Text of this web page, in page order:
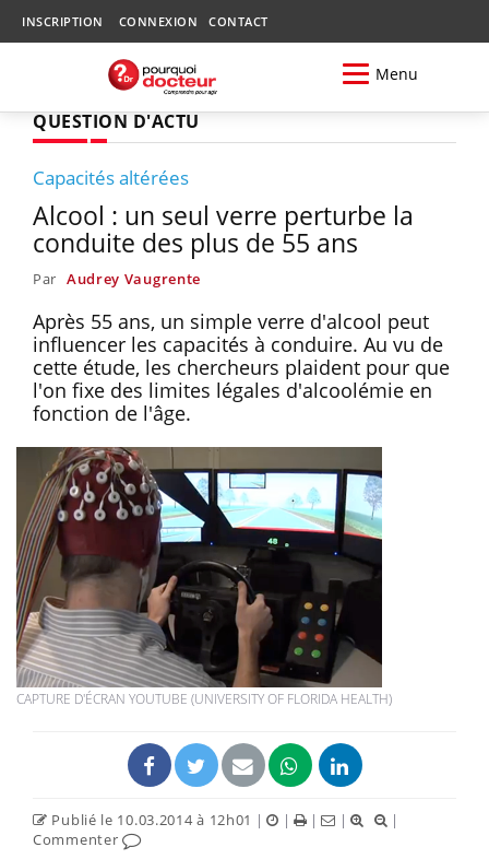
INSCRIPTION CONNEXION CONTACT
Menu
QUESTION D'ACTU
Capacités altérées
Alcool : un seul verre perturbe la
conduite des plus de 55 ans
Par Audrey Vaugrente
Après 55 ans, un simple verre d'alcool peut
influencer les capacités à conduire. Au vu de
cette étude, les chercheurs plaident pour que
l'on fixe des limites légales d'alcoolémie en
fonction de l'âge.
CAPTURE D'ÉCRAN YOUTUBE (UNIVERSITY OF FLORIDA HEALTH)
Publié le 10.03.2014 à 12h01 | | | |
|
Commenter